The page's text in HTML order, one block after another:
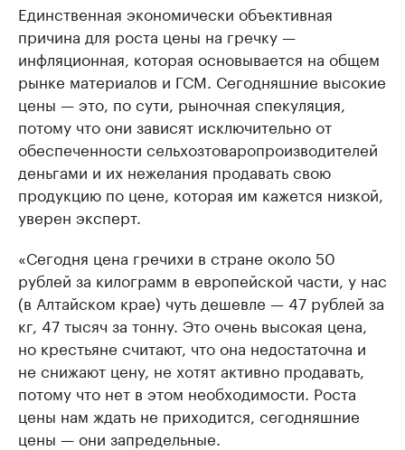
Единственная экономически объективная
причина для роста цены на гречку —
инфляционная, которая основывается на общем
рынке материалов и ГСМ. Сегодняшние высокие
цены — это, по сути, рыночная спекуляция,
потому что они зависят исключительно от
обеспеченности сельхозтоваропроизводителей
деньгами и их нежелания продавать свою
продукцию по цене, которая им кажется низкой,
уверен эксперт.
«Сегодня цена гречихи в стране около 50
рублей за килограмм в европейской части, у нас
(в Алтайском крае) чуть дешевле — 47 рублей за
кг, 47 тысяч за тонну. Это очень высокая цена,
но крестьяне считают, что она недостаточна и
не снижают цену, не хотят активно продавать,
потому что нет в этом необходимости. Роста
цены нам ждать не приходится, сегодняшние
цены — они запредельные.